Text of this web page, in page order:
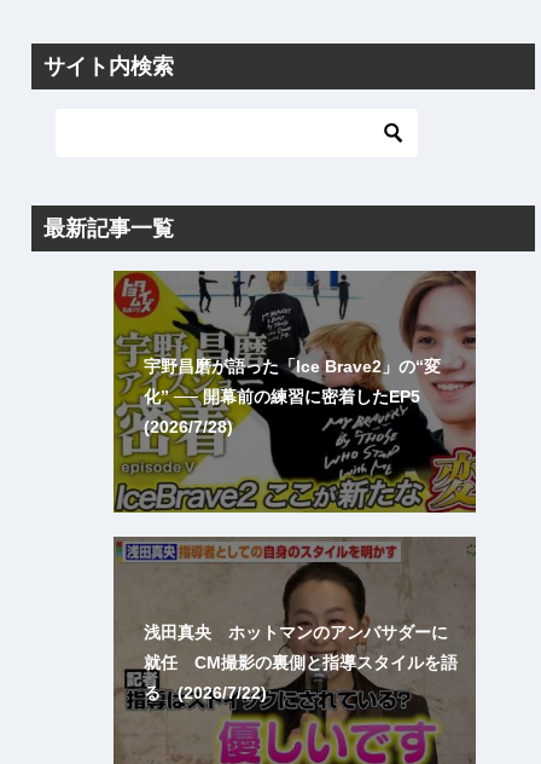
サイト内検索
最新記事一覧
宇野昌磨が語った「Ice Brave2」の“変
化” ── 開幕前の練習に密着したEP5
(2026/7/28)
浅田真央 ホットマンのアンバサダーに
就任 CM撮影の裏側と指導スタイルを語
る (2026/7/22)